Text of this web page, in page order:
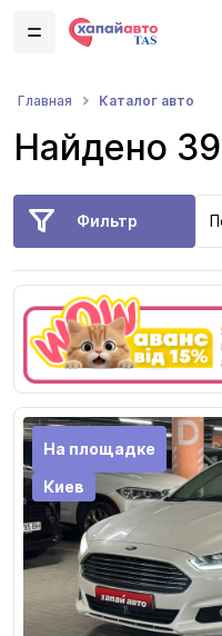
Главная Каталог авто
Найдено
Фильтр
На площадке
Киев